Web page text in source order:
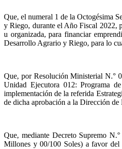
Que, el numeral 1 de la Octogésima
y Riego, durante el Año Fiscal 2022,
u organizada, para financiar
Desarrollo Agrario y Riego, para lo
Que, por Resolución Ministerial N.°
Unidad Ejecutora 012: Programa
implementación de la referida
de dicha aprobación a la Dirección
Que, mediante Decreto Supremo
Millones y 00/100 Soles) a favor del